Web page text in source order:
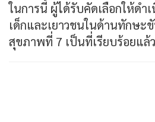
ในการนี้ ผู้ได้รับคัดเลือกให้ดำ
เด็กและเยาวชนในด้านทักษะ
สุขภาพที่ 7 เป็นที่เรียบร้อยแล้